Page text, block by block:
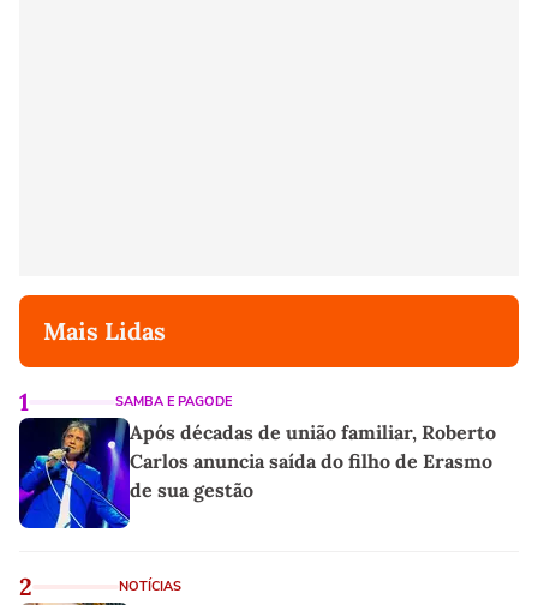
Mais Lidas
1 SAMBA E PAGODE
Após décadas de união familiar, Roberto
Carlos anuncia saída do filho de Erasmo
de sua gestão
2 NOTÍCIAS